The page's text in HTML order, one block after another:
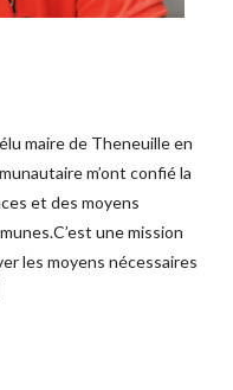
maire de Theneuille en
m’ont confié la
et des moyens
une mission
les moyens nécessaires